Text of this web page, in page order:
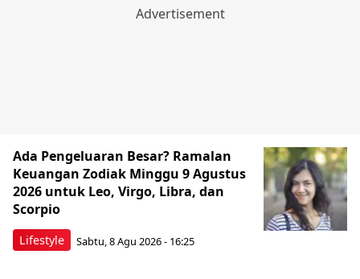
Lifestyle
Ada Pengeluaran Besar? Ramalan
Keuangan Zodiak Minggu 9 Agustus
2026 untuk Leo, Virgo, Libra, dan
Scorpio
Sabtu, 8 Agu 2026 - 16:25